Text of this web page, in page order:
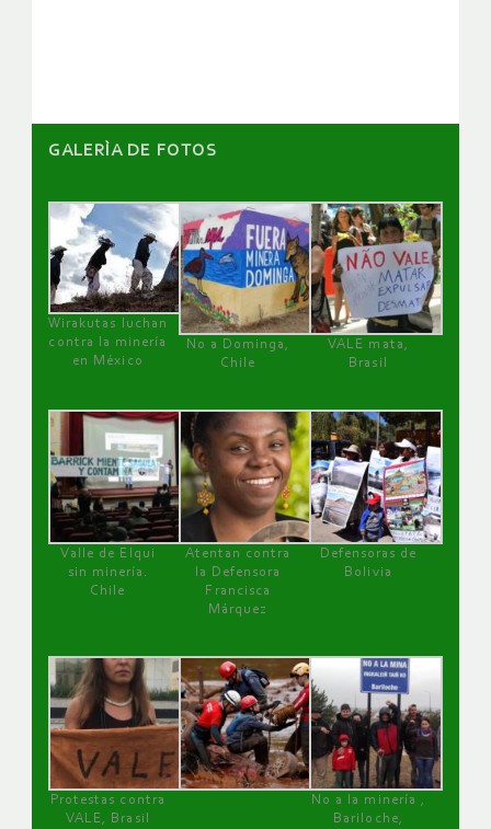
GALERÌA DE FOTOS
Wirakutas luchan
contra la minería
en México
No a Dominga,
Chile
VALE mata,
Brasil
Valle de Elqui
sin minería.
Chile
Atentan contra
la Defensora
Francisca
Márquez
Defensoras de
Bolivia
Protestas contra
VALE, Brasil
No a la minería ,
Bariloche,